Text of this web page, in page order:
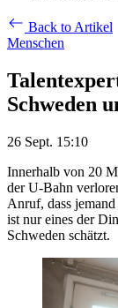
Back to Artikel
Menschen
Schweden
26 Sept. 15:10
Innerhalb von 20
der U-Bahn
Anruf, dass
ist nur eines der
Schweden schätzt.